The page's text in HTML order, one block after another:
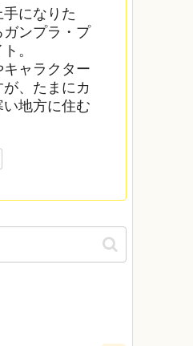
手になりた
ンプラ・プ
。
ャラクター
、たまにカ
地方に住む